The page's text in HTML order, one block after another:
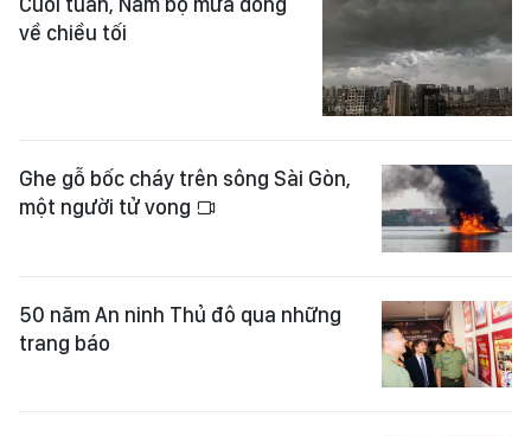
về chiều tối
Ghe gỗ bốc cháy trên sông Sài Gòn,
một người tử vong
50 năm An ninh Thủ đô qua những
trang báo